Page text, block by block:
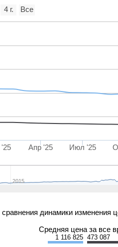
Апр '25 Июл '25
2015
4 г. Все
динамики изменения
Средняя цена за все
1 116 825 473 087